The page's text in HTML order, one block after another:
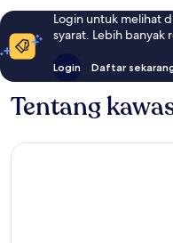
Login untuk melihat
syarat. Lebih banyak
Login Daftar
Tentang